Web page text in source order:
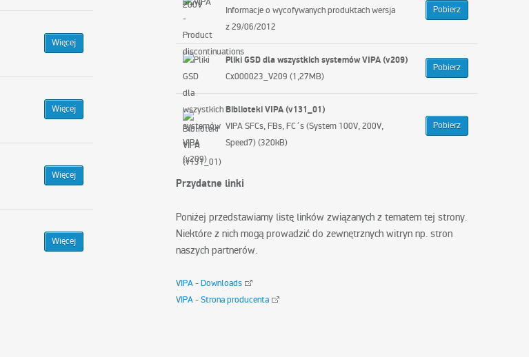
Więcej
Więcej
Więcej
Więcej
Informacje o wycofywanych produktach wersja
z 29/06/2012
Pobierz
Pliki GSD dla wszystkich systemów VIPA (v209)
Cx000023_V209 (1,27MB)
Pobierz
Biblioteki VIPA (v131_01)
VIPA SFCs, FBs, FC´s (System 100V, 200V,
Speed7) (320kB)
Pobierz
Przydatne linki
Poniżej przedstawiamy listę linków związanych z tematem tej strony.
Niektóre z nich mogą prowadzić do zewnętrznych witryn np. stron
naszych partnerów.
VIPA - Downloads
VIPA - Strona producenta